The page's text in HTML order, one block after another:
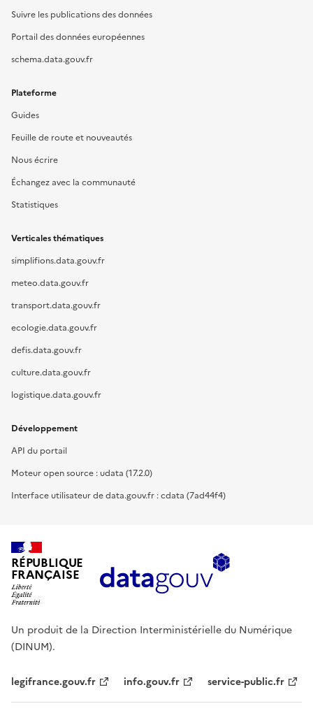
Suivre les publications des données
Portail des données européennes
schema.data.gouv.fr
Plateforme
Guides
Feuille de route et nouveautés
Nous écrire
Échangez avec la communauté
Statistiques
Verticales thématiques
simplifions.data.gouv.fr
meteo.data.gouv.fr
transport.data.gouv.fr
ecologie.data.gouv.fr
defis.data.gouv.fr
culture.data.gouv.fr
logistique.data.gouv.fr
Développement
API du portail
Moteur open source : udata (17.2.0)
Interface utilisateur de data.gouv.fr : cdata (7ad44f4)
RÉPUBLIQUE
FRANÇAISE
Un produit de la Direction Interministérielle du Numérique
(DINUM).
legifrance.gouv.fr info.gouv.fr service-public.fr